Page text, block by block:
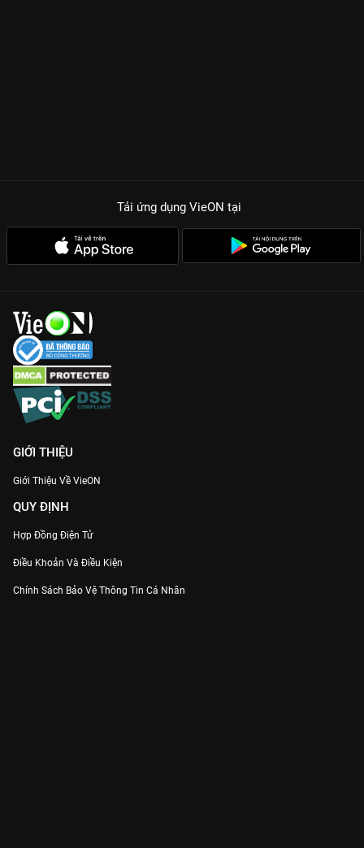
Tải ứng dụng VieON tại
GIỚI THIỆU
Giới Thiệu Về VieON
QUY ĐỊNH
Hợp Đồng Điện Tử
Điều Khoản Và Điều Kiện
Chính Sách Bảo Vệ Thông Tin Cá Nhân